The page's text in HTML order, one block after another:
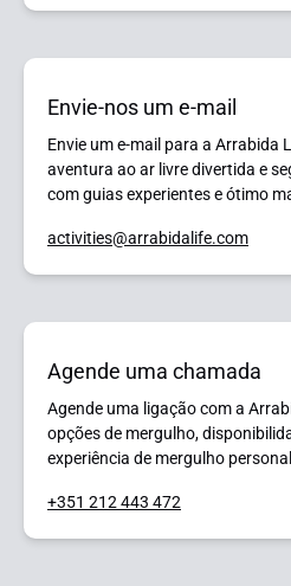
Envie-nos um e-mail
Envie um e-mail para a Arrabida
aventura ao ar livre divertida e
com guias experientes e ótimo
activities@arrabidalife.com
Agende uma chamada
Agende uma ligação com a
opções de mergulho,
experiência de mergulho
+351 212 443 472